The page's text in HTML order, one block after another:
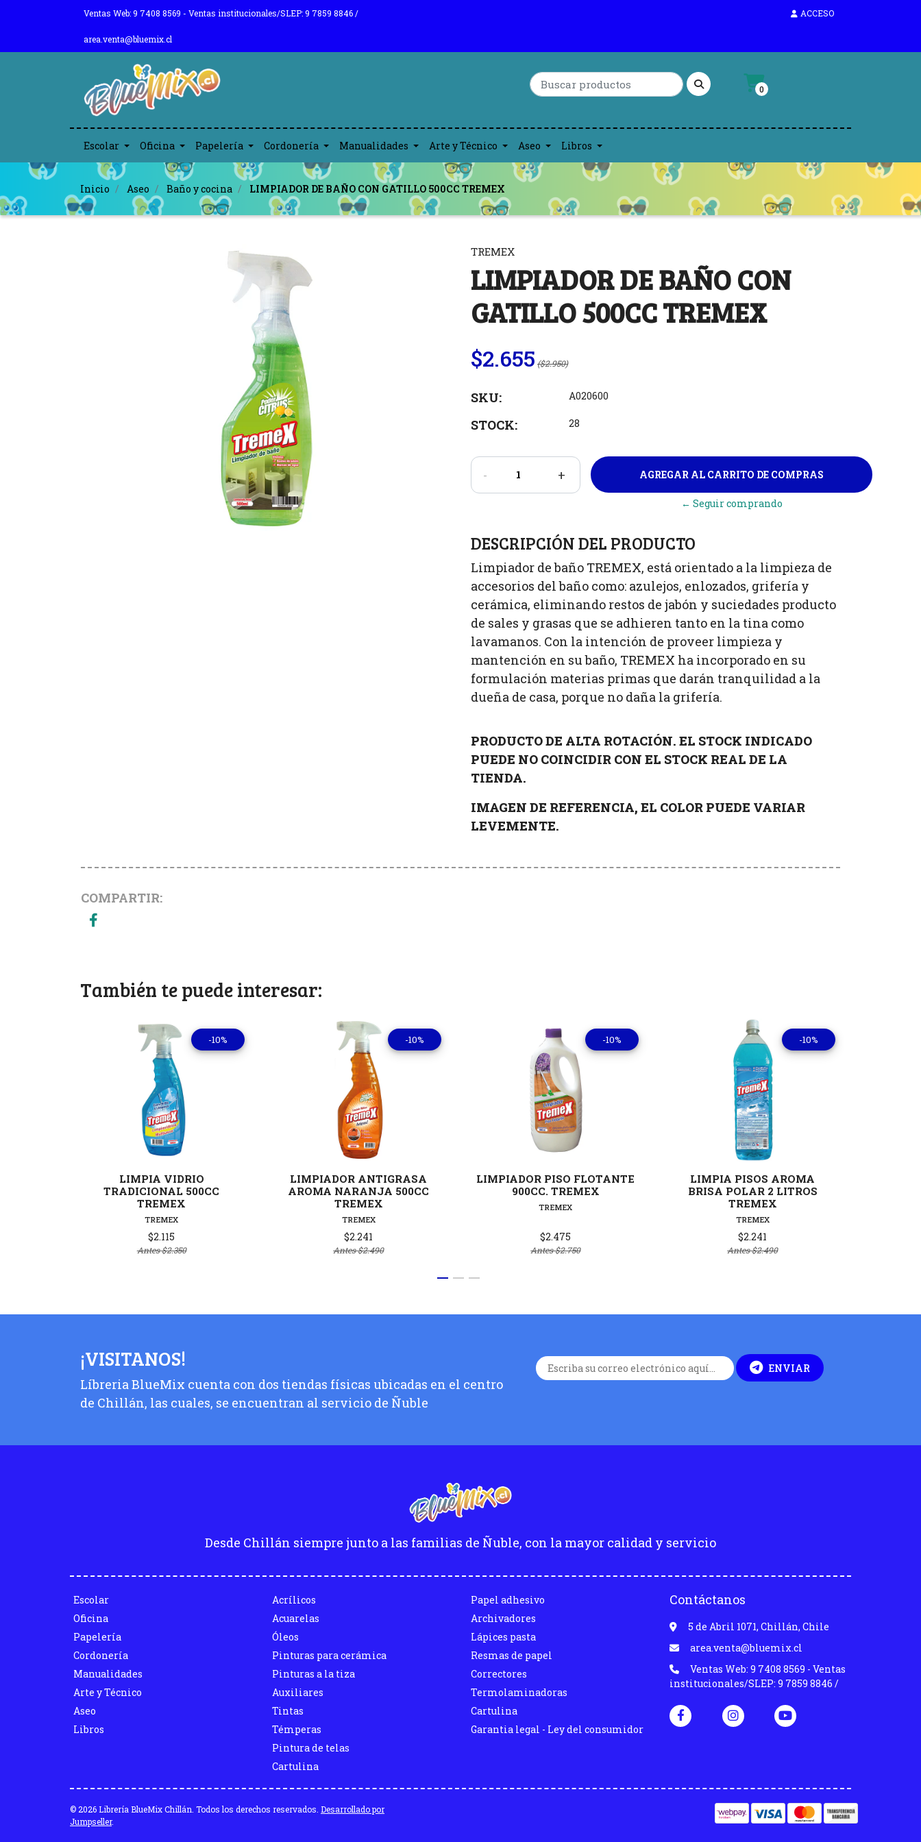
Ventas Web: 9 7408 8569 - Ventas institucionales/SLEP: 9 7859 8846 /
area.venta@bluemix.cl
ACCESO
0
Escolar Oficina Papelería Cordonería Manualidades Arte y Técnico Aseo Libros
Inicio Aseo Baño y cocina LIMPIADOR DE BAÑO CON GATILLO 500CC TREMEX
TREMEX
LIMPIADOR DE BAÑO CON
GATILLO 500CC TREMEX
$2.655 ($2.950)
SKU: A020600
STOCK: 28
- +
← Seguir comprando
DESCRIPCIÓN DEL PRODUCTO
Limpiador de baño TREMEX, está orientado a la limpieza de
accesorios del baño como: azulejos, enlozados, grifería y
cerámica, eliminando restos de jabón y suciedades producto
de sales y grasas que se adhieren tanto en la tina como
lavamanos. Con la intención de proveer limpieza y
mantención en su baño, TREMEX ha incorporado en su
formulación materias primas que darán tranquilidad a la
dueña de casa, porque no daña la grifería.
PRODUCTO DE ALTA ROTACIÓN. EL STOCK INDICADO
PUEDE NO COINCIDIR CON EL STOCK REAL DE LA
TIENDA.
IMAGEN DE REFERENCIA, EL COLOR PUEDE VARIAR
LEVEMENTE.
COMPARTIR:
También te puede interesar:
-10%
LIMPIA VIDRIO
TRADICIONAL 500CC
TREMEX
TREMEX
Ver detalles
$2.115
Antes$2.350
-10%
LIMPIADOR ANTIGRASA
AROMA NARANJA 500CC
TREMEX
TREMEX
Ver detalles
$2.241
Antes$2.490
-10%
LIMPIADOR PISO FLOTANTE
900CC. TREMEX
TREMEX
Ver detalles
$2.475
Antes$2.750
-10%
LIMPIA PISOS AROMA
BRISA POLAR 2 LITROS
TREMEX
TREMEX
Ver detalles
$2.241
Antes$2.490
¡VISITANOS!
Líbreria BlueMix cuenta con dos tiendas físicas ubicadas en el centro
de Chillán, las cuales, se encuentran al servicio de Ñuble
ENVIAR
Desde Chillán siempre junto a las familias de Ñuble, con la mayor calidad y servicio
Escolar
Oficina
Papelería
Cordonería
Manualidades
Arte y Técnico
Aseo
Libros
Acrílicos
Acuarelas
Óleos
Pinturas para cerámica
Pinturas a la tiza
Auxiliares
Tintas
Témperas
Pintura de telas
Cartulina
Papel adhesivo
Archivadores
Lápices pasta
Resmas de papel
Correctores
Termolaminadoras
Cartulina
Garantia legal - Ley del consumidor
Contáctanos
5 de Abril 1071, Chillán, Chile
area.venta@bluemix.cl
Ventas Web: 9 7408 8569 - Ventas
institucionales/SLEP: 9 7859 8846 /
© 2026 Librería BlueMix Chillán. Todos los derechos reservados. Desarrollado por
Jumpseller.